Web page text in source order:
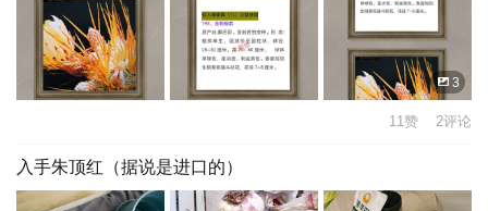
3
11赞 2评论
入手朱顶红（据说是进口的）